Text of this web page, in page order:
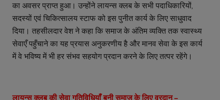
का अवसर प्राप्त हुआ। उन्होंने लायन्स क्लब के सभी पदाधिकारियों,
सदस्यों एवं चिकित्सालय स्टाफ को इस पुनीत कार्य के लिए साधुवाद
दिया। तहसीलदार वेश ने कहा कि समाज के अंतिम व्यक्ति तक स्वास्थ्य
सेवाएँ पहुँचाने का यह प्रयास अनुकरणीय है और मानव सेवा के इस कार्य
में वे भविष्य में भी हर संभव सहयोग प्रदान करने के लिए तत्पर रहेंगे।
लायन्स क्लब की सेवा गतिविधियाँ बनी समाज के लिए वरदान –